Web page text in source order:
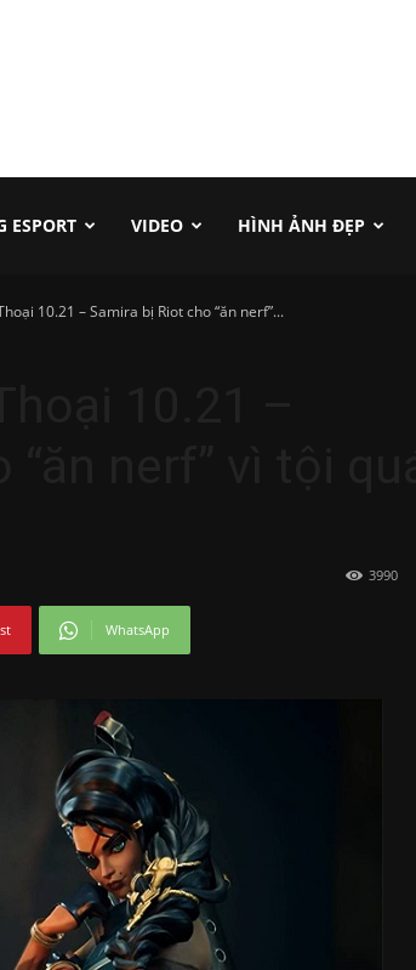
ESPORT VIDEO HÌNH ẢNH ĐẸP
10.21 – Samira bị Riot cho “ăn nerf”...
3990
WhatsApp